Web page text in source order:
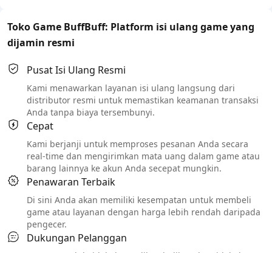
Toko Game BuffBuff: Platform isi ulang game yang
dijamin resmi
Pusat Isi Ulang Resmi
Kami menawarkan layanan isi ulang langsung dari
distributor resmi untuk memastikan keamanan transaksi
Anda tanpa biaya tersembunyi.
Cepat
Kami berjanji untuk memproses pesanan Anda secara
real-time dan mengirimkan mata uang dalam game atau
barang lainnya ke akun Anda secepat mungkin.
Penawaran Terbaik
Di sini Anda akan memiliki kesempatan untuk membeli
game atau layanan dengan harga lebih rendah daripada
pengecer.
Dukungan Pelanggan